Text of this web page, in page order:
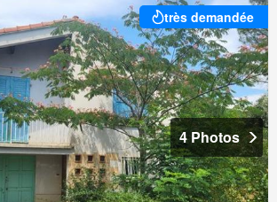
très demandée
4 Photos